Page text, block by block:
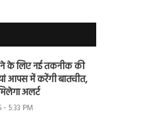
के लिए नई तकनीक की
आपस में करेंगी बातचीत,
अलर्ट
5:33 PM